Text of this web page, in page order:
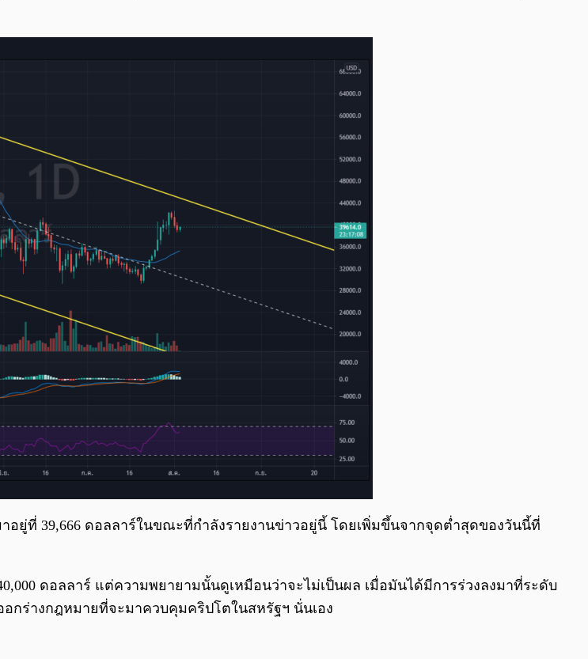
าอยู่ที่ 39,666 ดอลลาร์ในขณะที่กำลังรายงานข่าวอยู่นี้ โดยเพิ่มขึ้นจากจุดต่ำสุดของวันนี้ที่
ดอลลาร์ แต่ความพยายามนั้นดูเหมือนว่าจะไม่เป็นผล เมื่อมันได้มีการร่วงลงมาที่ระดับ
กร่างกฎหมายที่จะมาควบคุมคริปโตในสหรัฐฯ นั่นเอง